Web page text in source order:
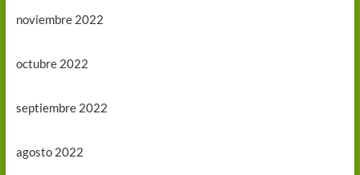
noviembre 2022
octubre 2022
septiembre 2022
agosto 2022